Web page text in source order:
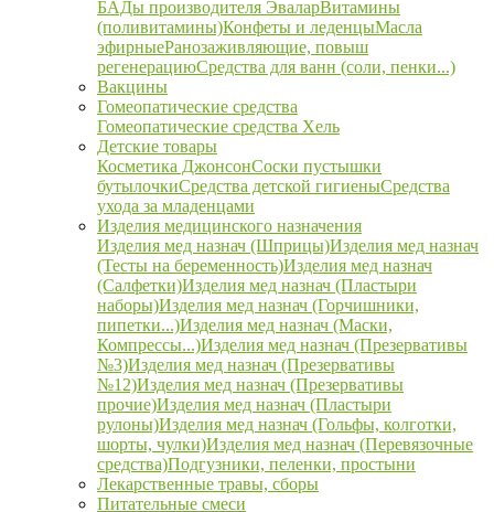
БАДы производителя ЭваларВитамины
(поливитамины)Конфеты и леденцыМасла
эфирныеРанозаживляющие, повыш
регенерациюСредства для ванн (соли, пенки...)
Вакцины
Гомеопатические средства
Гомеопатические средства Хель
Детские товары
Косметика ДжонсонСоски пустышки
бутылочкиСредства детской гигиеныСредства
ухода за младенцами
Изделия медицинского назначения
Изделия мед назнач (Шприцы)Изделия мед назнач
(Тесты на беременность)Изделия мед назнач
(Салфетки)Изделия мед назнач (Пластыри
наборы)Изделия мед назнач (Горчишники,
пипетки...)Изделия мед назнач (Маски,
Компрессы...)Изделия мед назнач (Презервативы
№3)Изделия мед назнач (Презервативы
№12)Изделия мед назнач (Презервативы
прочие)Изделия мед назнач (Пластыри
рулоны)Изделия мед назнач (Гольфы, колготки,
шорты, чулки)Изделия мед назнач (Перевязочные
средства)Подгузники, пеленки, простыни
Лекарственные травы, сборы
Питательные смеси